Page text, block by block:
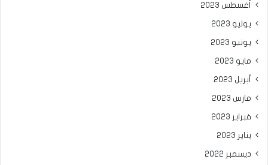
أغسطس 2023
يوليو 2023
يونيو 2023
مايو 2023
أبريل 2023
مارس 2023
فبراير 2023
يناير 2023
ديسمبر 2022